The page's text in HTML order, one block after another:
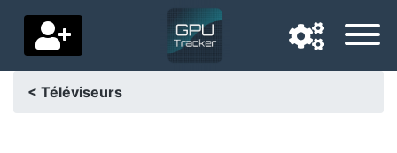
< Téléviseurs